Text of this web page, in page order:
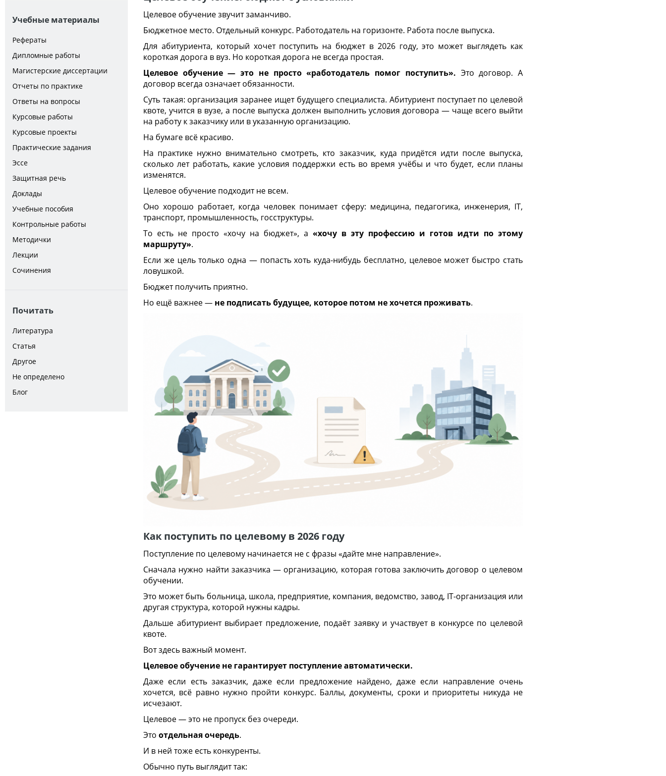
Учебные материалы
Рефераты
Дипломные работы
Магистерские диссертации
Отчеты по практике
Ответы на вопросы
Курсовые работы
Курсовые проекты
Практические задания
Эссе
Защитная речь
Доклады
Учебные пособия
Контрольные работы
Методички
Лекции
Сочинения
Почитать
Литература
Статья
Другое
Не определено
Блог
Целевое обучение звучит заманчиво.
Бюджетное место. Отдельный конкурс. Работодатель на горизонте. Работа после выпуска.
Для абитуриента, который хочет поступить на бюджет в 2026 году, это может выглядеть как
короткая дорога в вуз. Но короткая дорога не всегда простая.
Целевое обучение — это не просто «работодатель помог поступить». Это договор. А
договор всегда означает обязанности.
Суть такая: организация заранее ищет будущего специалиста. Абитуриент поступает по целевой
квоте, учится в вузе, а после выпуска должен выполнить условия договора — чаще всего выйти
на работу к заказчику или в указанную организацию.
На бумаге всё красиво.
На практике нужно внимательно смотреть, кто заказчик, куда придётся идти после выпуска,
сколько лет работать, какие условия поддержки есть во время учёбы и что будет, если планы
изменятся.
Целевое обучение подходит не всем.
Оно хорошо работает, когда человек понимает сферу: медицина, педагогика, инженерия, IT,
транспорт, промышленность, госструктуры.
То есть не просто «хочу на бюджет», а «хочу в эту профессию и готов идти по этому
маршруту».
Если же цель только одна — попасть хоть куда-нибудь бесплатно, целевое может быстро стать
ловушкой.
Бюджет получить приятно.
Но ещё важнее — не подписать будущее, которое потом не хочется проживать.
Как поступить по целевому в 2026 году
Поступление по целевому начинается не с фразы «дайте мне направление».
Сначала нужно найти заказчика — организацию, которая готова заключить договор о целевом
обучении.
Это может быть больница, школа, предприятие, компания, ведомство, завод, IT-организация или
другая структура, которой нужны кадры.
Дальше абитуриент выбирает предложение, подаёт заявку и участвует в конкурсе по целевой
квоте.
Вот здесь важный момент.
Целевое обучение не гарантирует поступление автоматически.
Даже если есть заказчик, даже если предложение найдено, даже если направление очень
хочется, всё равно нужно пройти конкурс. Баллы, документы, сроки и приоритеты никуда не
исчезают.
Целевое — это не пропуск без очереди.
Это отдельная очередь.
И в ней тоже есть конкуренты.
Обычно путь выглядит так: